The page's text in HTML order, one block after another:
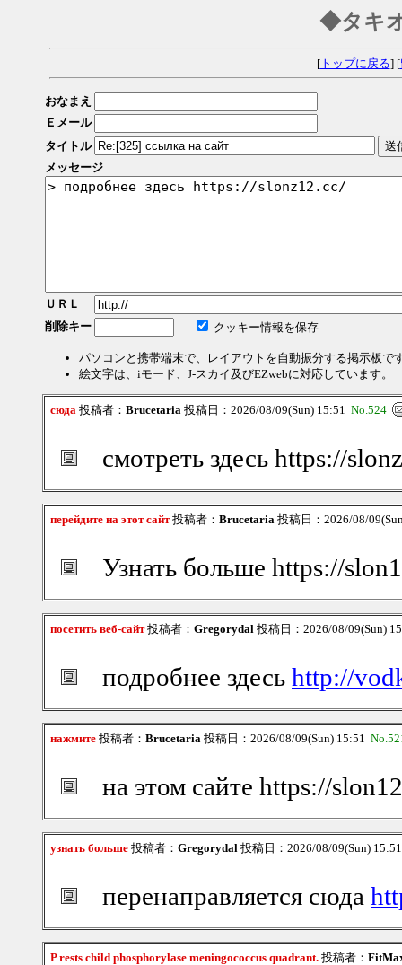
◆タキ
[トップに戻る] [
おなまえ
Ｅメール
タイトル
メッセージ
ＵＲＬ
削除キー
クッキー情報を保存
パソコンと携帯端末で、レイアウトを自動振分する掲示板で
絵文字は、iモード、J-スカイ及びEZwebに対応しています。
сюда 投稿者： Brucetaria 投稿日：2026/08/09(Sun) 15:51 No.524
смотреть здесь https://
перейдите на этот сайт投稿者： Brucetaria 投稿日：2026/08/
Узнать больше https://
посетить веб-сайт投稿者： Gregorydal 投稿日：2026/08/09(Sun)
подробнее здесь http://
нажмите 投稿者： Brucetaria 投稿日：2026/08/09(Sun) 15:51
на этом сайте https://
узнать больше 投稿者： Gregorydal 投稿日：2026/08/09(Sun)
перенаправляется сюда
P rests child phosphorylase meningococcus quadrant. 投稿者：